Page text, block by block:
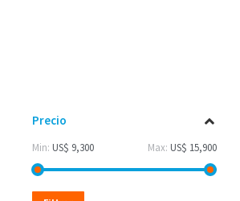
Precio
Min: US$ 9,300 Max: US$ 15,900